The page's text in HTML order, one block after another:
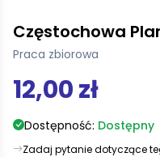
Częstochowa
Praca zbiorowa
12,00 zł
Dostępność: Dostępny
Zadaj pytanie dotyczące